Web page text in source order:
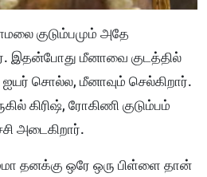
குடும்பமும் அதே
இதன்போது மீனாவை குடத்தில்
சொல்ல, மீனாவும் செல்கிறார்.
கிரிஷ், ரோகிணி குடும்பம்
அடைகிறார்.
தனக்கு ஒரே ஒரு பிள்ளை தான்